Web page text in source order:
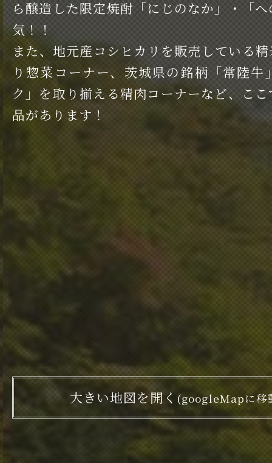
ら醸造した限定焼酎「にじのなか」・「
気！！
また、地元産コシヒカリを販売している
り惣菜コーナー、茨城県の銘柄「常陸牛
ク」を取り揃える精肉コーナーなど、こ
品があります！
大きい地図を開く (googleMapに移